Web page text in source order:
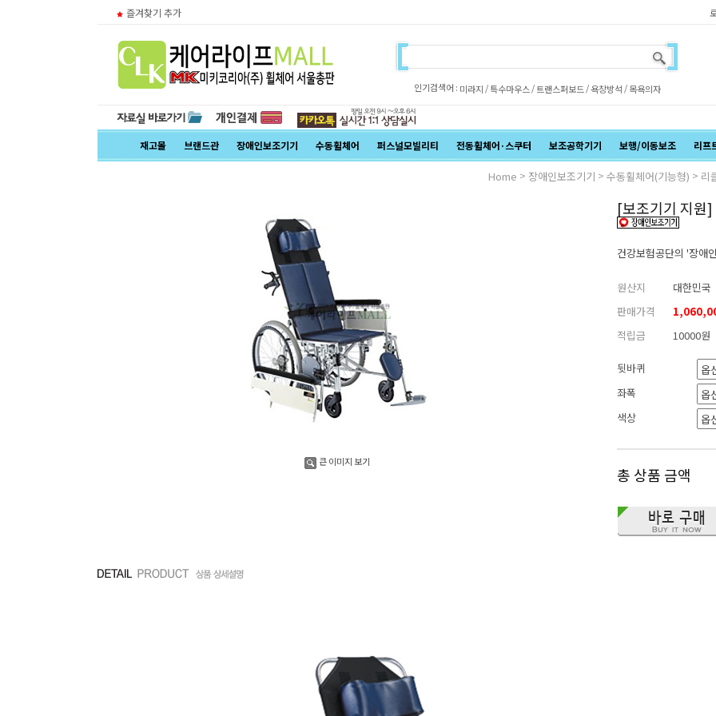
즐겨찾기 추가
인기검색어 : 미라지 /특수마우스/트랜스퍼보드 /욕창방석 /목욕의자
재고몰 브랜드관 장애인보조기기 수동휠체어 퍼스널모빌리티 전동휠체어·스쿠터 보조공학기기 보행/이동보조 리프
Home > 장애인보조기기 > 수동휠체어(기능형) > 리
큰 이미지 보기
[보조기기 지원
건강보험공단의 '장애
원산지
대한민국
판매가격
적립금
10000원
뒷바퀴
좌폭
색상
총 상품 금액